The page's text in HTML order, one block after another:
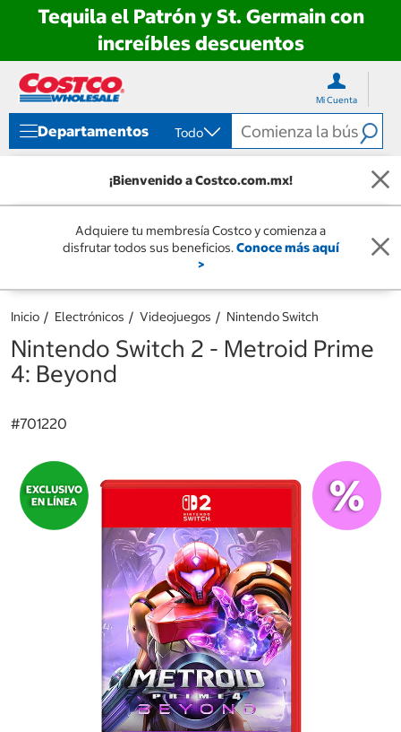
Tequila el Patrón y St. Germain con
increíbles descuentos
directo
contenido
directo
menú
navegación
Mi Cuenta
Departamentos Todo
¡Bienvenido a Costco.com.mx!
Adquiere tu membresía Costco y comienza a
disfrutar todos sus beneficios.Conoce más aquí
>
Inicio Electrónicos Videojuegos Nintendo Switch
Nintendo Switch 2 - Metroid Prime
4: Beyond
#701220